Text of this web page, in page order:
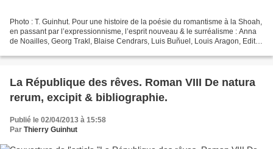
Photo : T. Guinhut. Pour une histoire de la poésie du romantisme à la Shoah,
en passant par l’expressionnisme, l’esprit nouveau & le surréalisme : Anna
de Noailles, Georg Trakl, Blaise Cendrars, Luis Buñuel, Louis Aragon, Edith
La République des rêves. Roman VIII De natura
rerum, excipit & bibliographie.
Publié le 02/04/2013 à 15:58
Par Thierry Guinhut